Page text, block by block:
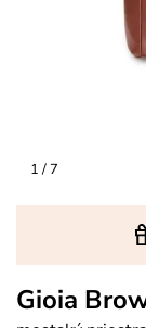
1/ 7
Gioia